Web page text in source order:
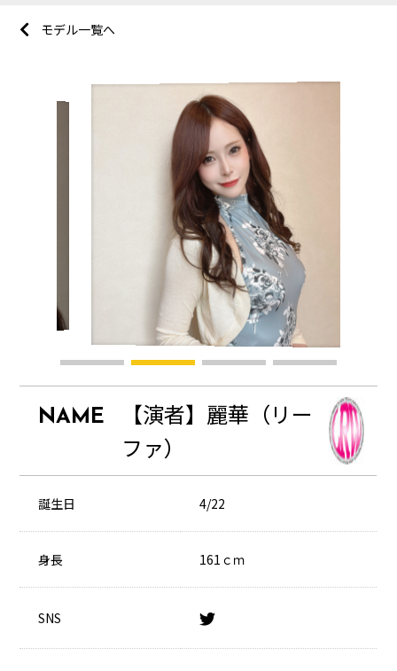
SCHEDULE
モデル一覧へ
NAME
【演者】麗華（リー
ファ）
誕生日 4/22
身長 161ｃｍ
SNS